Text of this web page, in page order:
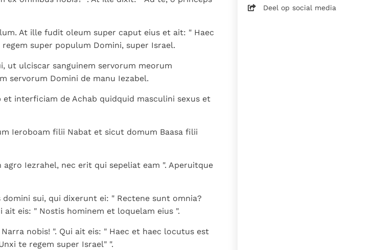
elkaar afwijken is dus die van
Deel op social media
At ille fudit oleum super caput eius et ait: " Haec
super populum Domini, super Israel.
ut ulciscar sanguinem servorum meorum
servorum Domini de manu Iezabel.
et interficiam de Achab quidquid masculini sexus et
Ieroboam filii Nabat et sicut domum Baasa filii
Iezrahel, nec erit qui sepeliat eam ". Aperuitque
sui, qui dixerunt ei: " Rectene sunt omnia?
ait eis: " Nostis hominem et loquelam eius ".
nobis! ". Qui ait eis: " Haec et haec locutus est
te regem super Israel" ".